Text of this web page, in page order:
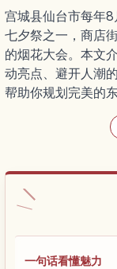
宫城县仙台市每年
七夕祭之一，商店
的烟花大会。本文
动亮点、避开人潮
帮助你规划完美的
一句话看懂魅力